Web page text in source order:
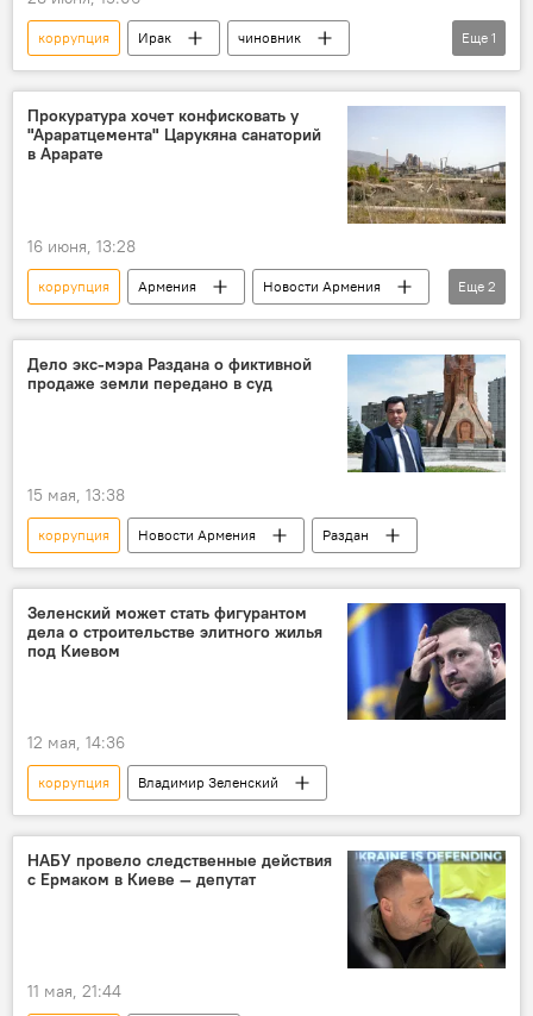
коррупция Ирак
чиновник
арест
В мире
Еще 1
Прокуратура хочет конфисковать у
"Араратцемента" Царукяна санаторий
в Арарате
16 июня, 13:28
коррупция Армения
Новости Армения
Общество
Царукян
Еще 2
Дело экс-мэра Раздана о фиктивной
продаже земли передано в суд
15 мая, 13:38
коррупция Новости Армения Раздан
Зеленский может стать фигурантом
дела о строительстве элитного жилья
под Киевом
12 мая, 14:36
коррупция Владимир Зеленский
НАБУ провело следственные действия
с Ермаком в Киеве — депутат
11 мая, 21:44